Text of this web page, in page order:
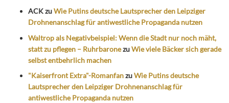
ACKzuWie Putins deutsche Lautsprecher den Leipziger
Drohnenanschlag für antiwestliche Propaganda nutzen
Waltrop als Negativbeispiel: Wenn die Stadt nur noch mäht,
statt zu pflegen – RuhrbaronezuWie viele Bäcker sich gerade
selbst entbehrlich machen
"Kaiserfront Extra"-RomanfanzuWie Putins deutsche
Lautsprecher den Leipziger Drohnenanschlag für
antiwestliche Propaganda nutzen